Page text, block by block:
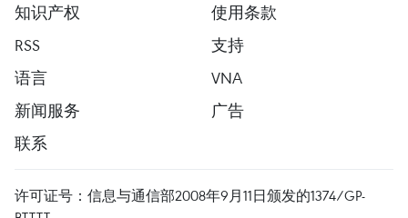
知识产权
使用条款
RSS
支持
语言
VNA
新闻服务
广告
联系
许可证号：信息与通信部2008年9月11日颁发的1374/GP-